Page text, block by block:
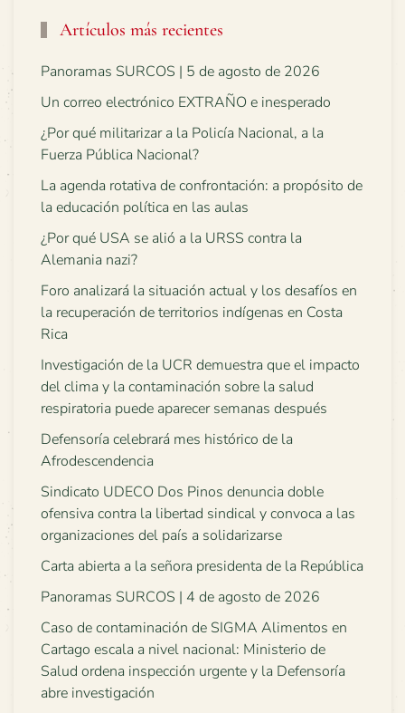
Artículos más recientes
Panoramas SURCOS | 5 de agosto de 2026
Un correo electrónico EXTRAÑO e inesperado
¿Por qué militarizar a la Policía Nacional, a la
Fuerza Pública Nacional?
La agenda rotativa de confrontación: a propósito de
la educación política en las aulas
¿Por qué USA se alió a la URSS contra la
Alemania nazi?
Foro analizará la situación actual y los desafíos en
la recuperación de territorios indígenas en Costa
Rica
Investigación de la UCR demuestra que el impacto
del clima y la contaminación sobre la salud
respiratoria puede aparecer semanas después
Defensoría celebrará mes histórico de la
Afrodescendencia
Sindicato UDECO Dos Pinos denuncia doble
ofensiva contra la libertad sindical y convoca a las
organizaciones del país a solidarizarse
Carta abierta a la señora presidenta de la República
Panoramas SURCOS | 4 de agosto de 2026
Caso de contaminación de SIGMA Alimentos en
Cartago escala a nivel nacional: Ministerio de
Salud ordena inspección urgente y la Defensoría
abre investigación